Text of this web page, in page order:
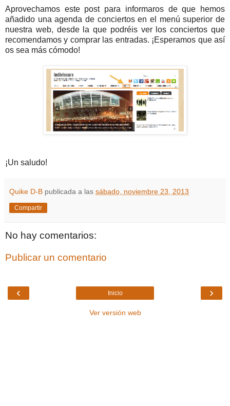
Aprovechamos este post para informaros de que hemos
añadido una agenda de conciertos en el menú superior de
nuestra web, desde la que podréis ver los conciertos que
recomendamos y comprar las entradas. ¡Esperamos que así
os sea más cómodo!
¡Un saludo!
Quike D-B publicada a las sábado, noviembre 23, 2013
Compartir
No hay comentarios:
Publicar un comentario
‹ ›
Inicio
Ver versión web